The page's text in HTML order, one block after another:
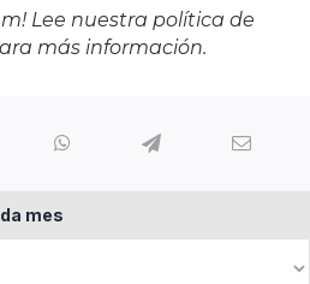
Lee nuestra política de
más información.
mes